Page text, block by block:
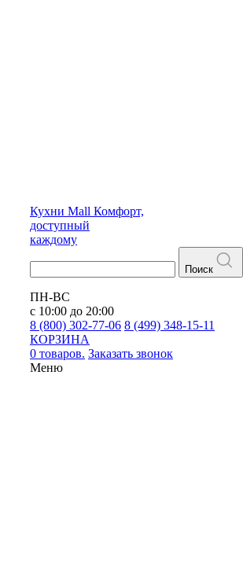
Кухни Mall Комфорт,
доступный
каждому
Поиск
ПН-ВС
с 10:00 до 20:00
8 (800) 302-77-06 8 (499) 348-15-11
КОРЗИНА
0 товаров. Заказать звонок
Меню